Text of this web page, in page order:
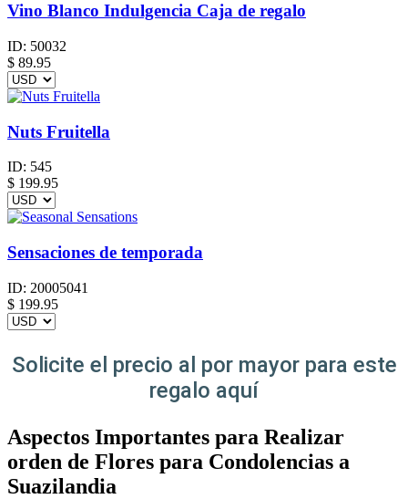
Vino Blanco Indulgencia Caja de regalo
ID: 50032
$ 89.95
Nuts Fruitella
ID: 545
$ 199.95
Sensaciones de temporada
ID: 20005041
$ 199.95
Solicite el precio al por mayor para este
regalo aquí
Aspectos Importantes para Realizar
orden de Flores para Condolencias a
Suazilandia